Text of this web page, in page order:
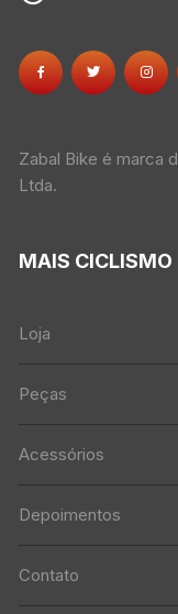
Zabal Bike é marca
Ltda.
MAIS
Loja
Peças
Acessórios
Depoimentos
Contato